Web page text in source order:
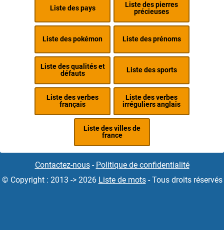
Liste des pays
Liste des pierres
précieuses
Liste des pokémon Liste des prénoms
Liste des qualités et
défauts
Liste des sports
Liste des verbes
français
Liste des verbes
irréguliers anglais
Liste des villes de
france
Contactez-nous- Politique de confidentialité
© Copyright : 2013 -> 2026 Liste de mots- Tous droits réservés